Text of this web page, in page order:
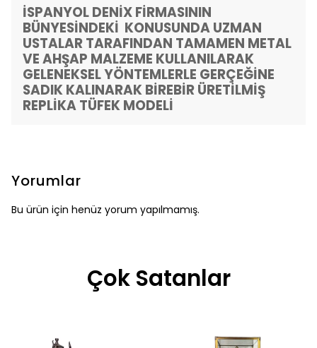
İSPANYOL DENİX FİRMASININ
BÜNYESİNDEKİ KONUSUNDA UZMAN
USTALAR TARAFINDAN TAMAMEN METAL
VE AHŞAP MALZEME KULLANILARAK
GELENEKSEL YÖNTEMLERLE GERÇEĞİNE
SADIK KALINARAK BİREBİR ÜRETİLMİŞ
REPLİKA TÜFEK MODELİ
Yorumlar
Bu ürün için henüz yorum yapılmamış.
Çok Satanlar